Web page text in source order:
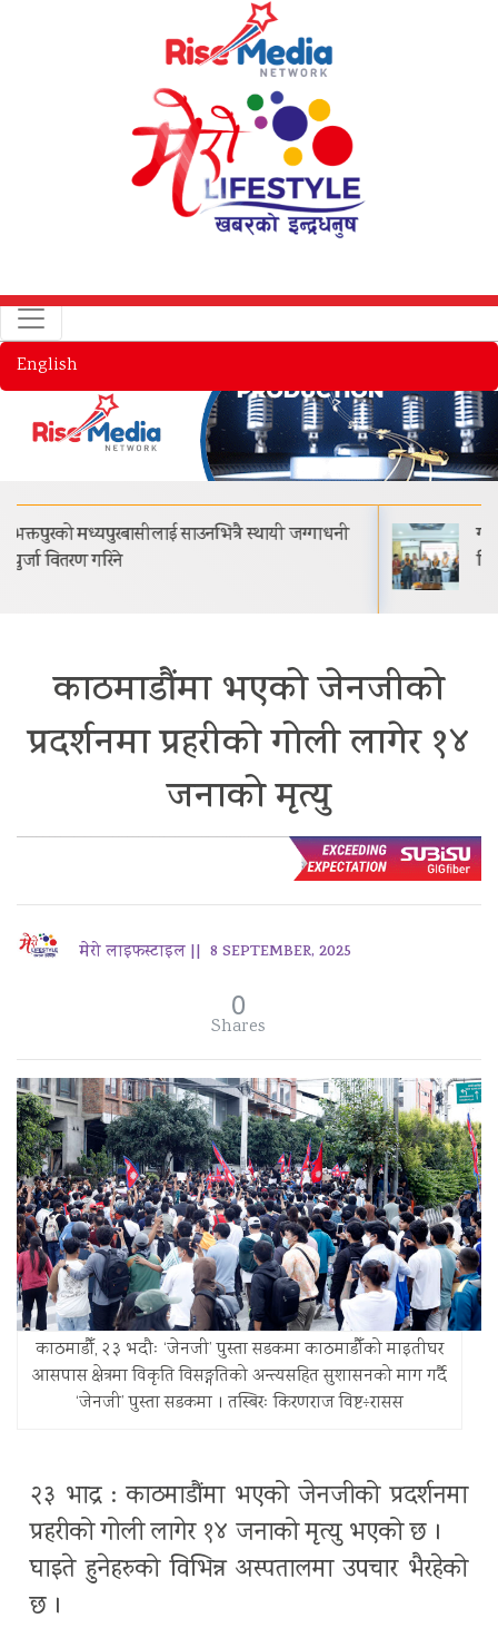
English
गीति एल्बम ‘जागृति’ राजधानी काठमाडौंमा आयोजित
विशेष समारोहबीच लोकार्पण गरिएको…
काठमाडौंमा भएको जेनजीको
प्रदर्शनमा प्रहरीको गोली लागेर १४
जनाको मृत्यु
मेरो लाइफस्टाइल || 8 SEPTEMBER, 2025
0
Shares
काठमाडौँ, २३ भदौः ‘जेनजी’ पुस्ता सडकमा काठमाडौँको माइतीघर
आसपास क्षेत्रमा विकृति विसङ्गतिको अन्त्यसहित सुशासनको माग गर्दै
‘जेनजी’ पुस्ता सडकमा । तस्बिरः किरणराज विष्ट÷रासस
२३ भाद्र : काठमाडौंमा भएको जेनजीको प्रदर्शनमा
प्रहरीको गोली लागेर १४ जनाको मृत्यु भएको छ ।
घाइते हुनेहरुको विभिन्न अस्पतालमा उपचार भैरहेको
छ ।